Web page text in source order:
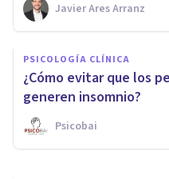
Javier Ares Arranz
PSICOLOGÍA CLÍNICA
¿Cómo evitar que los
generen insomnio?
Psicobai
PSICOLOGÍA CLÍNICA
Así es la
desempeño
sociales
Diego Sebastián Rojo